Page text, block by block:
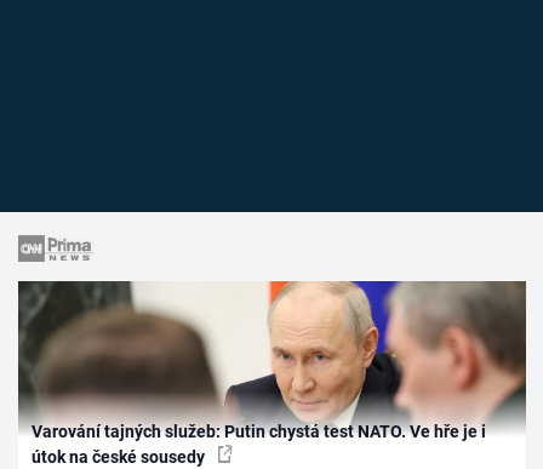
Varování tajných služeb: Putin chystá test NATO. Ve hře je i
útok na české sousedy